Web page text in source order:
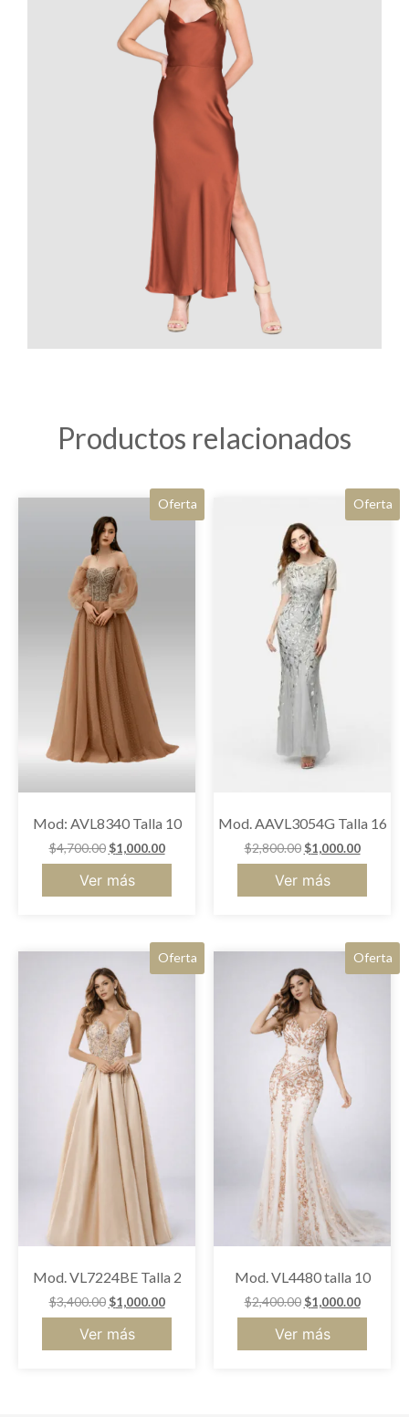
Productos relacionados
Oferta
Mod: AVL8340 Talla 10
$4,700.00 $1,000.00
Ver más
Oferta
Mod. AAVL3054G Talla 16
$2,800.00 $1,000.00
Ver más
Oferta
Mod. VL7224BE Talla 2
$3,400.00 $1,000.00
Ver más
Oferta
Mod. VL4480 talla 10
$2,400.00 $1,000.00
Ver más